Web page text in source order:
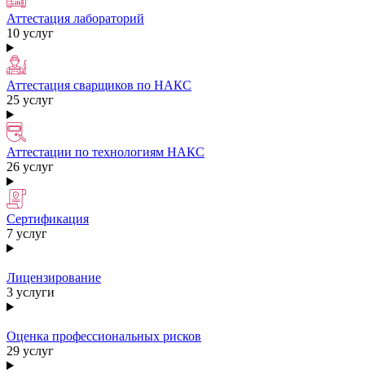
Аттестация лабораторий
10 услуг
Аттестация сварщиков по НАКС
25 услуг
Аттестации по технологиям НАКС
26 услуг
Сертификация
7 услуг
Лицензирование
3 услуги
Оценка профессиональных рисков
29 услуг